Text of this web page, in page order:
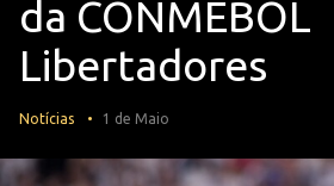
Notícias
da CONMEBOL
Libertadores
1 de Maio